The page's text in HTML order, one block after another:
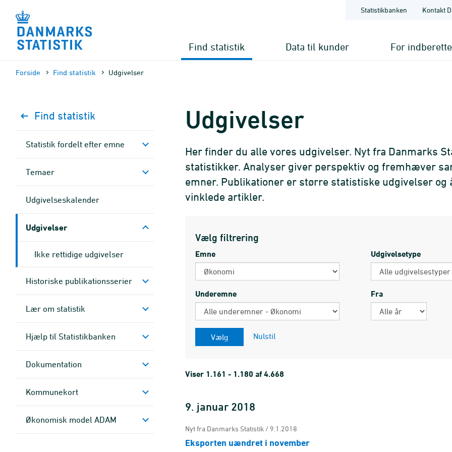
sidens
indhold
Statistikbanken Kontakt
Find statistik Data til kunder For
Forside Find statistik Udgivelser
Udgivelser
Her finder du alle vores udgivelser. Nyt fra Danmarks
statistikker. Analyser giver perspektiv og fremhæver
emner. Publikationer er større statistiske udgivelser og
vinklede artikler.
Vælg filtrering
Emne
Underemne
Udgivelsetype
Fra
Nulstil
Viser 1.161 - 1.180 af 4.668
9. januar 2018
Nyt fra Danmarks Statistik / 9.1.2018
Eksporten uændret i november
Find statistik
Statistik fordelt efter emne
Temaer
Udgivelseskalender
Udgivelser
Ikke rettidige udgivelser
Historiske publikationsserier
Lær om statistik
Hjælp til Statistikbanken
Dokumen­tation
Kommune­kort
Økonomisk model ADAM